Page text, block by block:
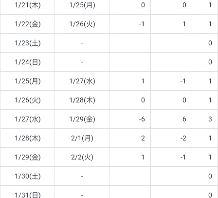
1/21(木) 1/25(月) 0 0 1
1/22(金) 1/26(火) -1 1 1
1/23(土) - 0
1/24(日) - 0
1/25(月) 1/27(水) 1 -1 1
1/26(火) 1/28(木) 0 0 1
1/27(水) 1/29(金) -6 6 3
1/28(木) 2/1(月) 2 -2 1
1/29(金) 2/2(火) 1 -1 1
1/30(土) - 0
1/31(日) - 0